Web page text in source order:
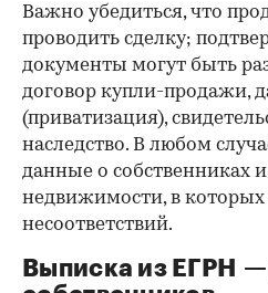
Важно убедиться, что
проводить сделку;
документы могут быть
договор купли-продажи,
(приватизация),
наследство. В любом
данные о собственниках
недвижимости, в
несоответствий.
Выписка из ЕГРН —